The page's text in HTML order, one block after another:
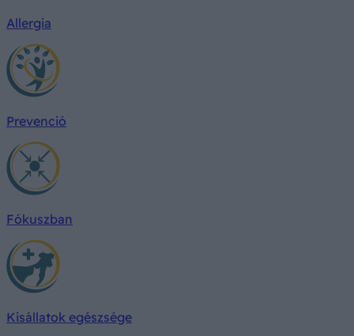
Allergia
Prevenció
Fókuszban
Kisállatok egészsége